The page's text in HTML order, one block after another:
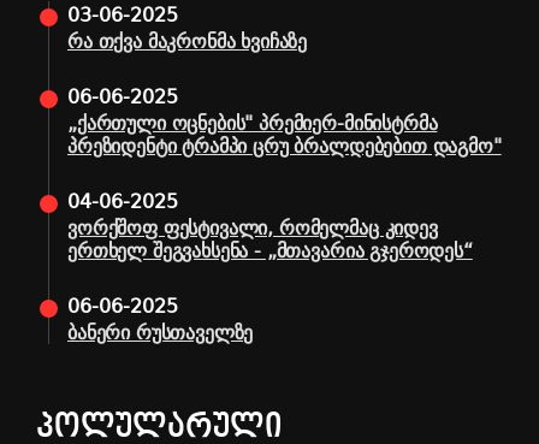
03-06-2025
რა თქვა მაკრონმა ხვიჩაზე
06-06-2025
„ქართული ოცნების" პრემიერ-მინისტრმა
პრეზიდენტი ტრამპი ცრუ ბრალდებებით დაგმო"
04-06-2025
ვორქშოფ ფესტივალი, რომელმაც კიდევ
ერთხელ შეგვახსენა - „მთავარია გჯეროდეს“
06-06-2025
ბანერი რუსთაველზე
ᲞᲝᲚᲣᲚᲐᲠᲣᲚᲘ